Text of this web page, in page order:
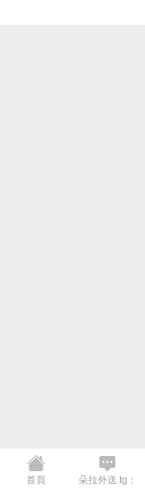
首頁 朵拉外送 tg：